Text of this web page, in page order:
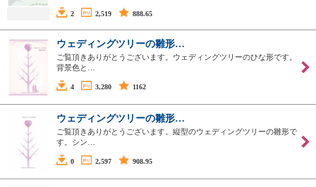
2 2,519 888.65
ウェディングツリーの雛形…
ご覧頂きありがとうございます。ウェディングツリーのひな形です。
背景色と…
4 3,280 1162
ウェディングツリーの雛形…
ご覧頂きありがとうございます。縦型のウェディングツリーの雛形で
す。シン…
0 2,597 908.95